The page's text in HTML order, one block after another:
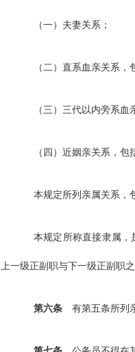
（一）夫妻关系；
（二）直系血亲关系，包
（三）三代以内旁系血亲
（四）近姻亲关系，包括
本规定所列亲属关系，包
本规定所称直接隶属，是
上一级正副职与下一级正副职之
第六条有第五条所列亲